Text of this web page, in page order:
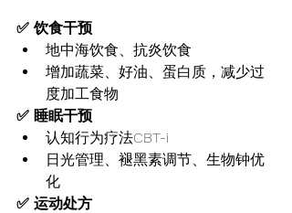
✅ 饮食干预
地中海饮食、抗炎饮食
增加蔬菜、好油、蛋白质，减少过
度加工食物
✅ 睡眠干预
认知行为疗法CBT-i
日光管理、褪黑素调节、生物钟优
化
✅ 运动处方